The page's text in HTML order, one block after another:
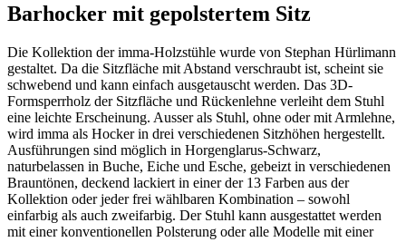
Barhocker mit gepolstertem Sitz
Die Kollektion der imma-Holzstühle wurde von Stephan Hürlimann
gestaltet. Da die Sitzfläche mit Abstand verschraubt ist, scheint sie
schwebend und kann einfach ausgetauscht werden. Das 3D-
Formsperrholz der Sitzfläche und Rückenlehne verleiht dem Stuhl
eine leichte Erscheinung. Ausser als Stuhl, ohne oder mit Armlehne,
wird imma als Hocker in drei verschiedenen Sitzhöhen hergestellt.
Ausführungen sind möglich in Horgenglarus-Schwarz,
naturbelassen in Buche, Eiche und Esche, gebeizt in verschiedenen
Brauntönen, deckend lackiert in einer der 13 Farben aus der
Kollektion oder jeder frei wählbaren Kombination – sowohl
einfarbig als auch zweifarbig. Der Stuhl kann ausgestattet werden
mit einer konventionellen Polsterung oder alle Modelle mit einer